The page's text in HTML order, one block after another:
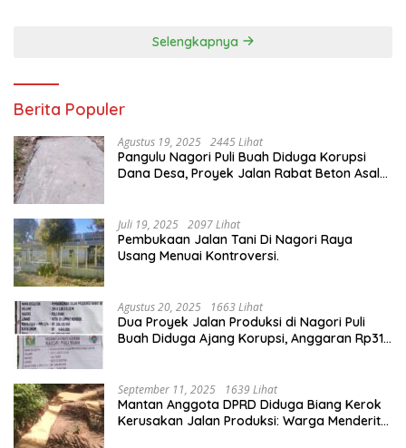
Selengkapnya
Berita Populer
Agustus 19, 2025 2445 Lihat
Pangulu Nagori Puli Buah Diduga Korupsi
Dana Desa, Proyek Jalan Rabat Beton Asal
Juli 19, 2025 2097 Lihat
Pembukaan Jalan Tani Di Nagori Raya
Usang Menuai Kontroversi.
Agustus 20, 2025 1663 Lihat
Dua Proyek Jalan Produksi di Nagori Puli
Buah Diduga Ajang Korupsi, Anggaran Rp314
September 11, 2025 1639 Lihat
Mantan Anggota DPRD Diduga Biang Kerok
Kerusakan Jalan Produksi: Warga Menderita,